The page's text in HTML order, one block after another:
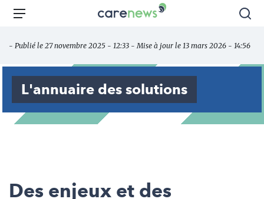
Aller
principal
Carenews,
des
acteurs
l'engagement
Menu
- Publié le 27 novembre 2025 - 12:33 - Mise à jour le 13 mars 2026 - 14:56
L'annuaire des solutions
Des enjeux et des